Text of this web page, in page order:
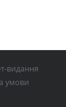
видання
умови